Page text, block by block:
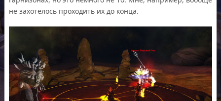
не захотелось проходить их до конца.